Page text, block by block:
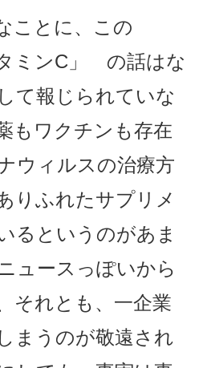
ことに、この
ミンC」 の話はな
て報じられていな
もワクチンも存在
ウィルスの治療方
りふれたサプリメ
るというのがあま
ュースっぽいから
それとも、一企業
まうのが敬遠され